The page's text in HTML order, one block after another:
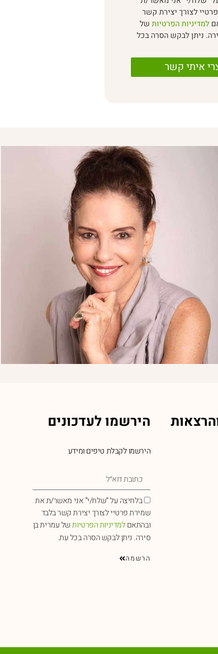
לצורך יצירת קשר
למדיניות הפרטיות של
ניתן לבקש הסרה בכל
איתי קשר
הירשמו לעדכונים
הירשמו לקבלת טיפים ומידע
בלחיצה על “שלח/י” אני מאשר/ת את
שמירת פרטיי לצורך יצירת קשר בלבד
ובהתאםלמדיניות הפרטיותשל עמרית בן
סירה. ניתן לבקש הסרה בכל עת.
הרשמה